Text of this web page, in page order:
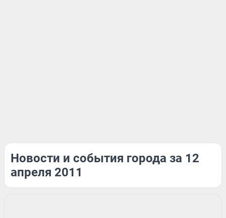
Новости и события города за 12
апреля 2011